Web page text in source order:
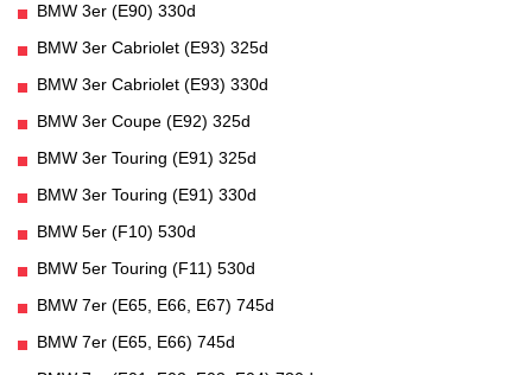
BMW 3er (E90) 330d
BMW 3er Cabriolet (E93) 325d
BMW 3er Cabriolet (E93) 330d
BMW 3er Coupe (E92) 325d
BMW 3er Touring (E91) 325d
BMW 3er Touring (E91) 330d
BMW 5er (F10) 530d
BMW 5er Touring (F11) 530d
BMW 7er (E65, E66, E67) 745d
BMW 7er (E65, E66) 745d